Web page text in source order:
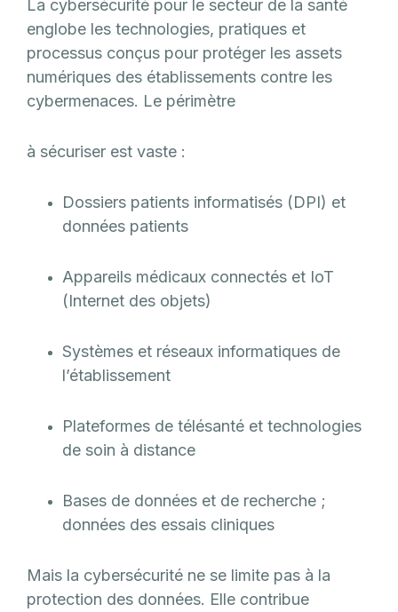
La cybersécurité pour le secteur de la santé
englobe les technologies, pratiques et
processus conçus pour protéger les assets
numériques des établissements contre les
cybermenaces. Le périmètre
à sécuriser est vaste :
Dossiers patients informatisés (DPI) et
données patients
Appareils médicaux connectés et IoT
(Internet des objets)
Systèmes et réseaux informatiques de
l’établissement
Plateformes de télésanté et technologies
de soin à distance
Bases de données et de recherche ;
données des essais cliniques
Mais la cybersécurité ne se limite pas à la
protection des données. Elle contribue